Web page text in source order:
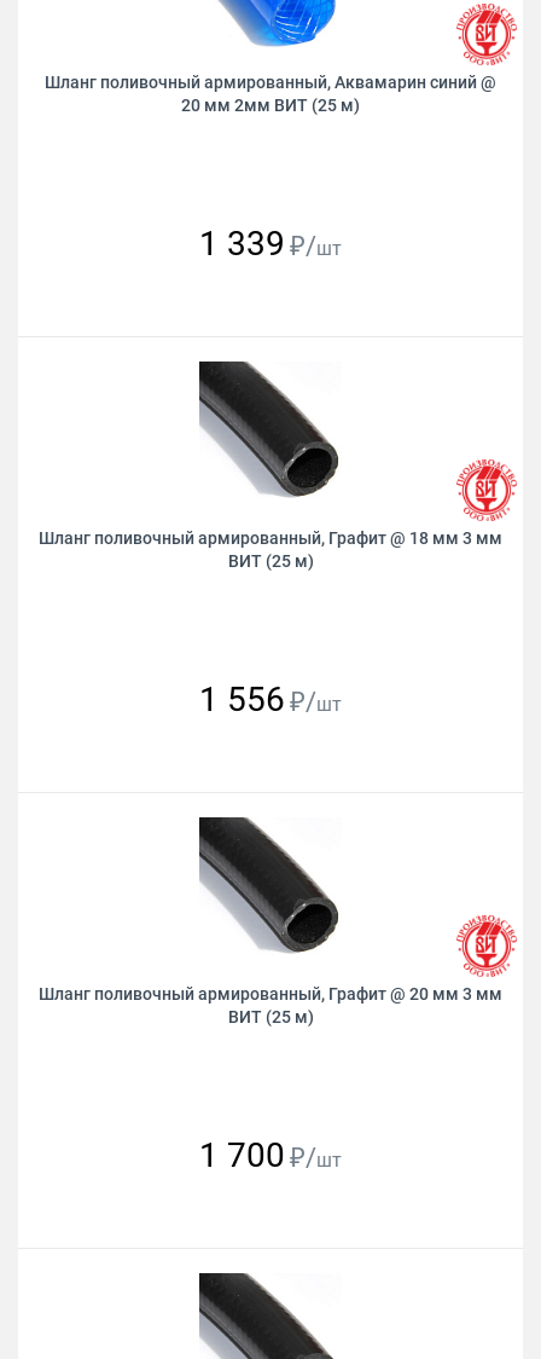
Шланг поливочный армированный, Аквамарин синий @
20 мм 2мм ВИТ (25 м)
1 339 ₽/шт
Шланг поливочный армированный, Графит @ 18 мм 3 мм
ВИТ (25 м)
1 556 ₽/шт
Шланг поливочный армированный, Графит @ 20 мм 3 мм
ВИТ (25 м)
1 700 ₽/шт